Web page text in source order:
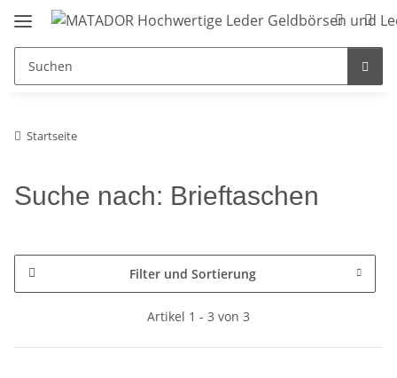
Startseite
Suche nach: Brieftaschen
Filter und Sortierung
Artikel 1 - 3 von 3